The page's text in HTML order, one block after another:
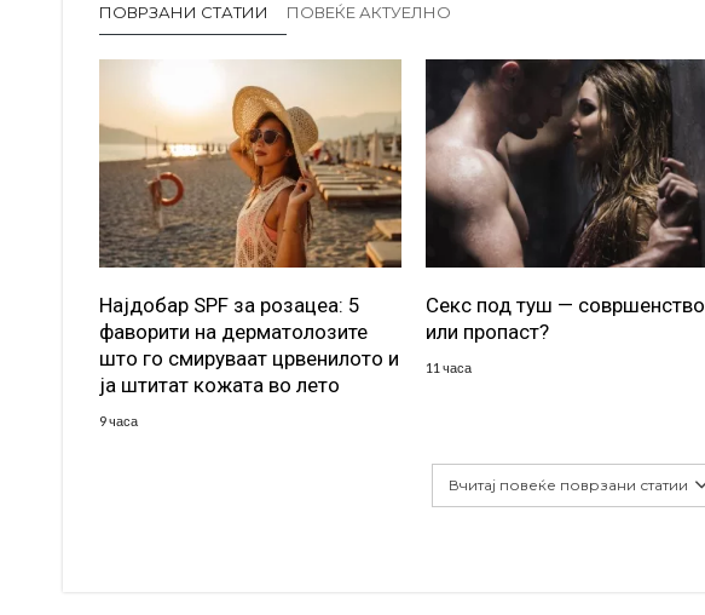
ПОВРЗАНИ СТАТИИ ПОВЕЌЕ АКТУЕЛНО
Најдобар SPF за розацеа: 5
фаворити на дерматолозите
што го смируваат црвенилото и
ја штитат кожата во лето
9 часа
Секс под туш — совршенство
или пропаст?
11 часа
Вчитај повеќе поврзани статии